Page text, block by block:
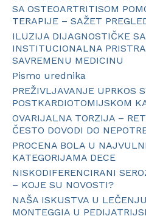
SA OSTEOARTRITISOM
TERAPIJE – SAŽET
ILUZIJA DIJAGNOSTIČKE
INSTITUCIONALNA
SAVREMENU MEDICINU
Pismo urednika
PREŽIVLJAVANJE UPRKOS
POSTKARDIOTOMIJSKOM
OVARIJALNA TORZIJA –
ČESTO DOVODI DO
PROCENA BOLA U
KATEGORIJAMA DECE
NISKODIFERENCIRANI
– KOJE SU NOVOSTI?
NAŠA ISKUSTVA U
MONTEGGIA U